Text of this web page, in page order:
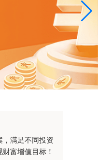
满足不同投资
富增值目标！